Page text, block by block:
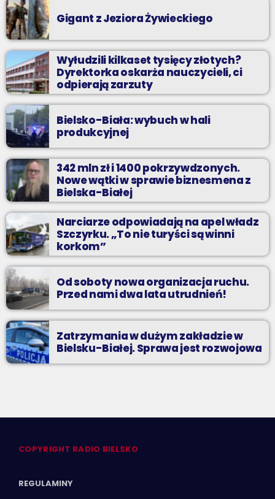
Gigant z Jeziora Żywieckiego
Wyłudzili kilkaset tysięcy złotych?
Dyrektorka oskarża nauczycieli, ci
odpierają zarzuty
Bielsko-Biała: wybuch w hali
produkcyjnej
342 mln zł i 1400 pokrzywdzonych.
Nowe wątki w sprawie biznesmena z
Bielska-Białej
Narciarze odpowiadają na apel władz
Szczyrku. „To nie turyści są winni
korkom”
Od soboty nowa organizacja ruchu.
Przed nami dwa lata utrudnień!
Zatrzymania w dużym zakładzie w
Bielsku-Białej. Sprawa jest rozwojowa
COPYRIGHT RADIO BIELSKO
REGULAMINY